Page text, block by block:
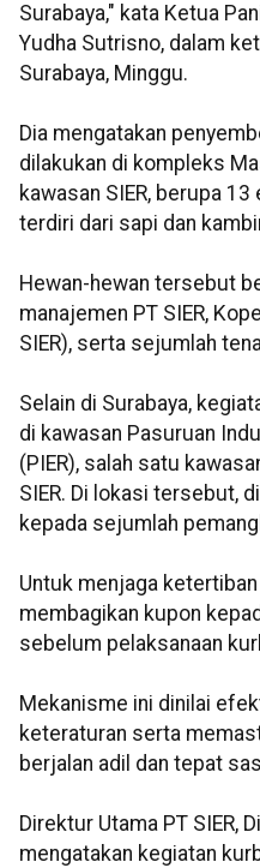
Surabaya," kata Ketua
Yudha Sutrisno, dalam
Surabaya, Minggu.
Dia mengatakan
dilakukan di kompleks
kawasan SIER, berupa
terdiri dari sapi dan
Hewan-hewan tersebut
manajemen PT SIER,
SIER), serta sejumlah
Selain di Surabaya,
di kawasan Pasuruan
(PIER), salah satu
SIER. Di lokasi tersebut,
kepada sejumlah
Untuk menjaga
membagikan kupon
sebelum pelaksanaan
Mekanisme ini dinilai
keteraturan serta
berjalan adil dan tepat
Direktur Utama PT SIER,
mengatakan kegiatan